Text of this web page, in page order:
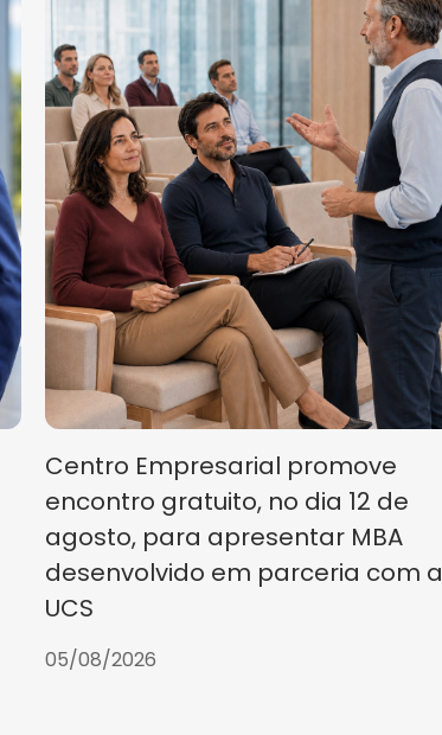
Centro Empresarial promove
encontro gratuito, no dia 12 de
agosto, para apresentar MBA
desenvolvido em parceria com a
UCS
05/08/2026